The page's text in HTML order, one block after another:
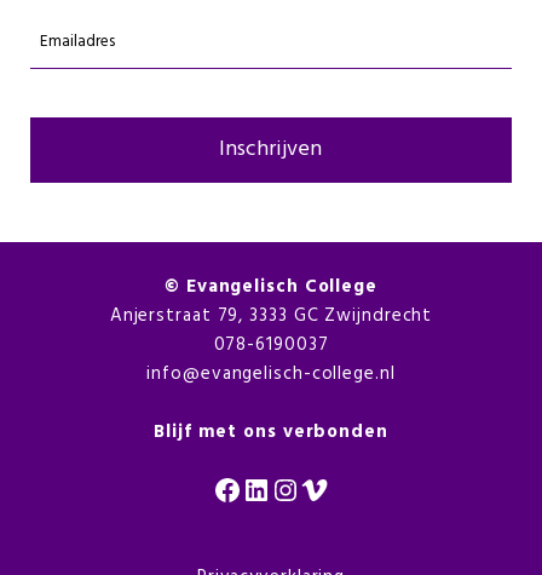
Emailadres
© Evangelisch College
Anjerstraat 79, 3333 GC Zwijndrecht
078-6190037
info@evangelisch-college.nl
Blijf met ons verbonden